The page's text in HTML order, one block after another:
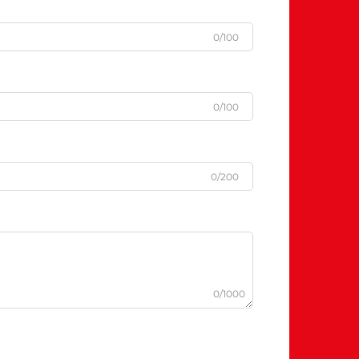
0/100
0/100
0/200
0/1000